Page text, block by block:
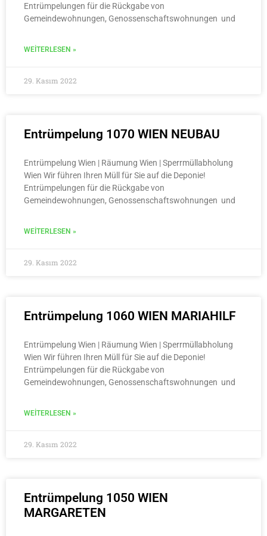
Entrümpelungen für die Rückgabe von
Gemeindewohnungen, Genossenschaftswohnungen und
WEITERLESEN »
29. Kasım 2022
Entrümpelung 1070 WIEN NEUBAU
Entrümpelung Wien | Räumung Wien | Sperrmüllabholung
Wien Wir führen Ihren Müll für Sie auf die Deponie!
Entrümpelungen für die Rückgabe von
Gemeindewohnungen, Genossenschaftswohnungen und
WEITERLESEN »
29. Kasım 2022
Entrümpelung 1060 WIEN MARIAHILF
Entrümpelung Wien | Räumung Wien | Sperrmüllabholung
Wien Wir führen Ihren Müll für Sie auf die Deponie!
Entrümpelungen für die Rückgabe von
Gemeindewohnungen, Genossenschaftswohnungen und
WEITERLESEN »
29. Kasım 2022
Entrümpelung 1050 WIEN
MARGARETEN